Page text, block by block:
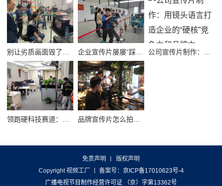
免责声明
版权声明
Copyright 视频工厂
丨 备案号： 京ICP备17010623号-4
广播电视节目制作经营许可证 （京）字第13362号